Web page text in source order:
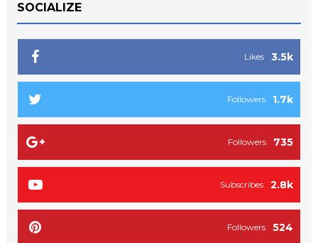
SOCIALIZE
3.5k
Likes
1.7k
Followers
735
Followers
2.8k
Subscribes
524
Followers